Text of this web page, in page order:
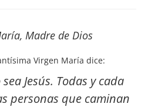
Madre de Dios
Virgen María dice:
Jesús. Todas y cada
personas que caminan